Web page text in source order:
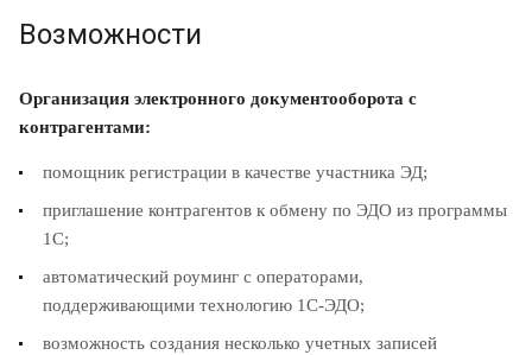
Возможности
Организация электронного документооборота с
контрагентами:
помощник регистрации в качестве участника ЭД;
приглашение контрагентов к обмену по ЭДО из программы
1С;
автоматический роуминг с операторами,
поддерживающими технологию 1С-ЭДО;
возможность создания несколько учетных записей